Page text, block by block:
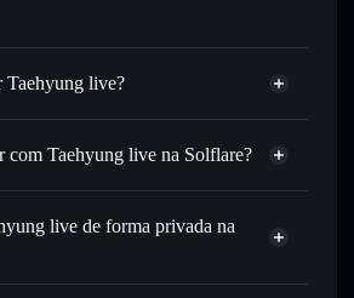
Taehyung live?
está verificado
com Taehyung live na Solflare?
Carteira Solflare
— trocar TAEHYUNGLI por
de outros tokens Solana com
live de forma privada na
Agregador de Privacidade